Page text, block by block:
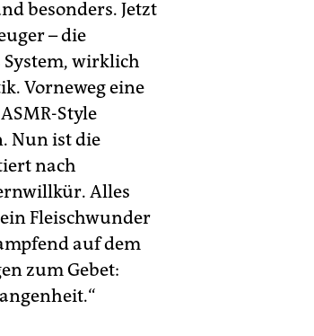
besonders. Jetzt
– die
wirklich
Vorneweg eine
Style
Nun ist die
nach
Alles
Fleischwunder
auf dem
zum Gebet: